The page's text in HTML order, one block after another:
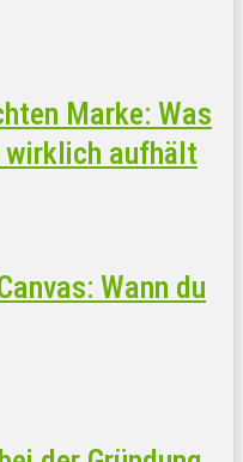
Marke: Was
wirklich aufhält
Wann du